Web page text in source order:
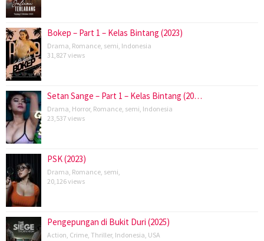
Bokep – Part 1 – Kelas Bintang (2023)
Drama Romance semi Indonesia
31,827 views
Setan Sange – Part 1 – Kelas Bintang (20…
Drama Horror, Romance semi Indonesia
23,537 views
PSK (2023)
Drama Romance semi
20,126 views
Pengepungan di Bukit Duri (2025)
Action Crime Thriller, Indonesia USA